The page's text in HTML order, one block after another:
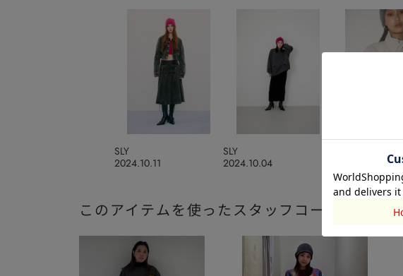
2024.10.11
SLY
2024.10.04
SLY
このアイテムを使ったスタッフコーディネート